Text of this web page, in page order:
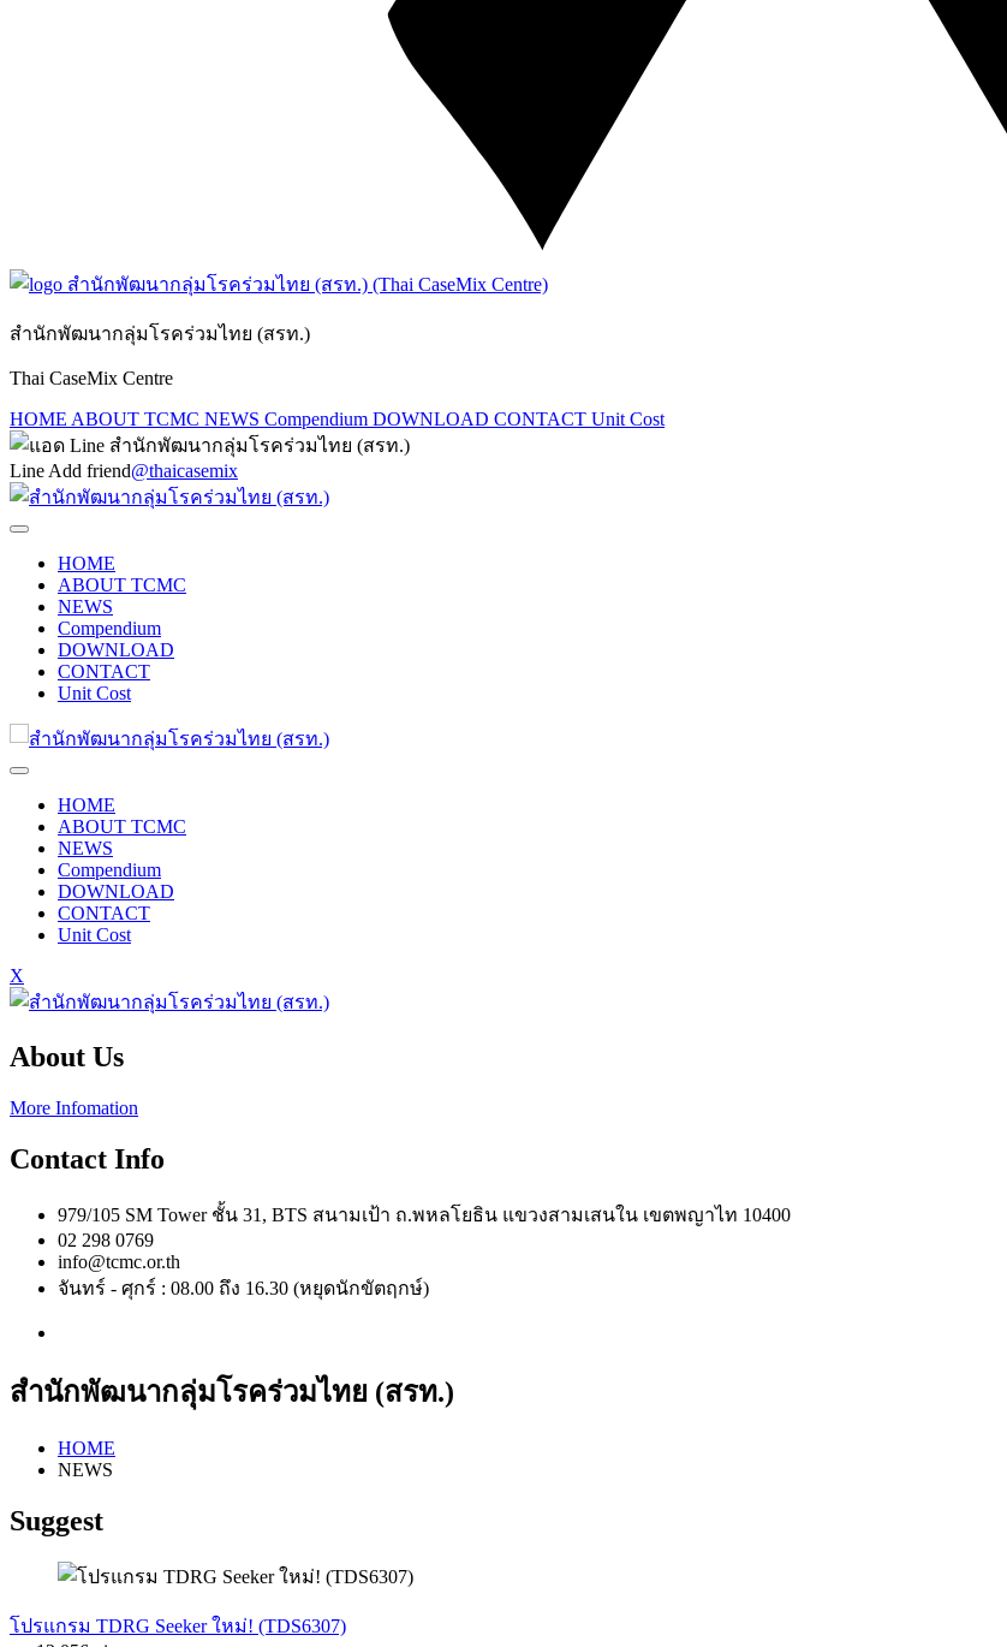
สำนักพัฒนากลุ่มโรคร่วมไทย (สรท.)
Thai CaseMix Centre
HOME ABOUT TCMC NEWS Compendium DOWNLOAD CONTACT Unit Cost
Line Add friend@thaicasemix
HOME
ABOUT TCMC
NEWS
Compendium
DOWNLOAD
CONTACT
Unit Cost
HOME
ABOUT TCMC
NEWS
Compendium
DOWNLOAD
CONTACT
Unit Cost
X
About Us
More Infomation
Contact Info
979/105 SM Tower ชั้น 31, BTS สนามเป้า ถ.พหลโยธิน แขวงสามเสนใน เขตพญาไท 10400
02 298 0769
info@tcmc.or.th
จันทร์ - ศุกร์ : 08.00 ถึง 16.30 (หยุดนักขัตฤกษ์)
สำนักพัฒนากลุ่มโรคร่วมไทย (สรท.)
HOME
NEWS
Suggest
โปรแกรม TDRG Seeker ใหม่! (TDS6307)